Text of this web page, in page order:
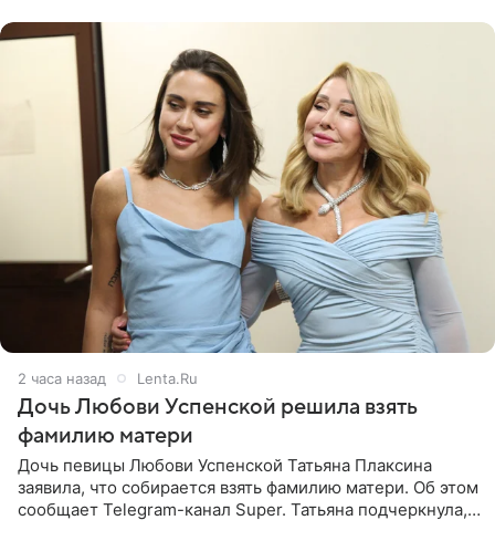
2 часа назад Lenta.Ru
Дочь Любови Успенской решила взять
фамилию матери
Дочь певицы Любови Успенской Татьяна Плаксина
заявила, что собирается взять фамилию матери. Об этом
сообщает Telegram-канал Super. Татьяна подчеркнула,